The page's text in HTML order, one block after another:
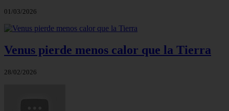
01/03/2026
Venus pierde menos calor que la Tierra
28/02/2026